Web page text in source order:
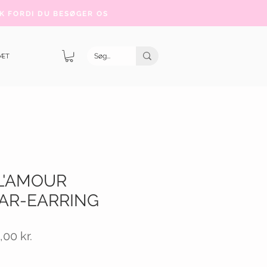
FORDI DU BESØGER OS
EARRING
kr.